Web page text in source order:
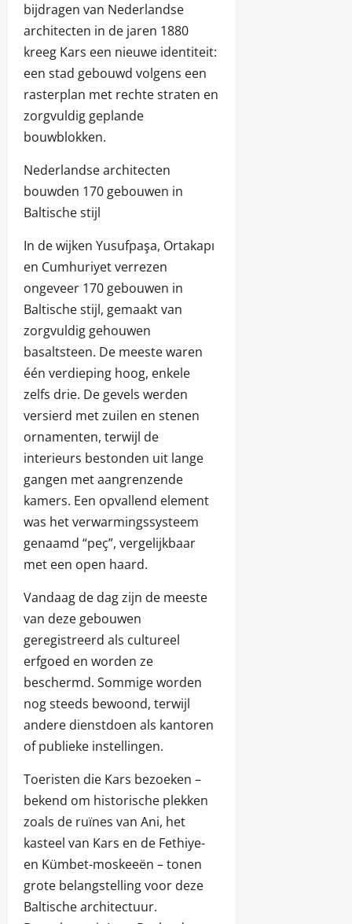
bijdragen van Nederlandse
architecten in de jaren 1880
kreeg Kars een nieuwe identiteit:
een stad gebouwd volgens een
rasterplan met rechte straten en
zorgvuldig geplande
bouwblokken.
Nederlandse architecten
bouwden 170 gebouwen in
Baltische stijl
In de wijken Yusufpaşa, Ortakapı
en Cumhuriyet verrezen
ongeveer 170 gebouwen in
Baltische stijl, gemaakt van
zorgvuldig gehouwen
basaltsteen. De meeste waren
één verdieping hoog, enkele
zelfs drie. De gevels werden
versierd met zuilen en stenen
ornamenten, terwijl de
interieurs bestonden uit lange
gangen met aangrenzende
kamers. Een opvallend element
was het verwarmingssysteem
genaamd “peç”, vergelijkbaar
met een open haard.
Vandaag de dag zijn de meeste
van deze gebouwen
geregistreerd als cultureel
erfgoed en worden ze
beschermd. Sommige worden
nog steeds bewoond, terwijl
andere dienstdoen als kantoren
of publieke instellingen.
Toeristen die Kars bezoeken –
bekend om historische plekken
zoals de ruïnes van Ani, het
kasteel van Kars en de Fethiye-
en Kümbet-moskeeën – tonen
grote belangstelling voor deze
Baltische architectuur.